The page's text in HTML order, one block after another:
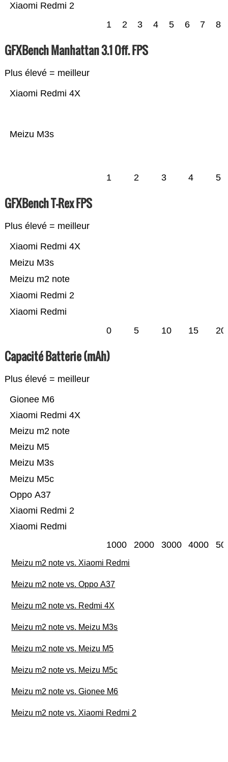
Xiaomi Redmi 2
1 2 3 4 5 6 7 8
GFXBench Manhattan 3.1 Off. FPS
Plus élevé = meilleur
Meizu M3s
Xiaomi Redmi 4X
1 2 3 4 5
GFXBench T-Rex FPS
Plus élevé = meilleur
Xiaomi Redmi
Xiaomi Redmi 2
Meizu m2 note
Meizu M3s
Xiaomi Redmi 4X
0 5 10 15 20
Capacité Batterie (mAh)
Plus élevé = meilleur
Xiaomi Redmi
Xiaomi Redmi 2
Oppo A37
Meizu M5c
Meizu M3s
Meizu M5
Meizu m2 note
Xiaomi Redmi 4X
Gionee M6
1000 2000 3000 4000
Meizu m2 note vs. Xiaomi Redmi
Meizu m2 note vs. Oppo A37
Meizu m2 note vs. Redmi 4X
Meizu m2 note vs. Meizu M3s
Meizu m2 note vs. Meizu M5
Meizu m2 note vs. Meizu M5c
Meizu m2 note vs. Gionee M6
Meizu m2 note vs. Xiaomi Redmi 2